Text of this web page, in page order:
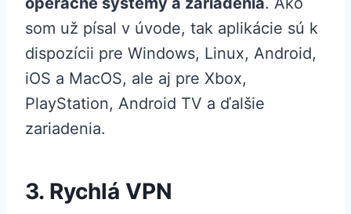
som už písal v úvode, tak aplikácie sú k
dispozícii pre Windows, Linux, Android,
iOS a MacOS, ale aj pre Xbox,
PlayStation, Android TV a ďalšie
zariadenia.
3. Rychlá VPN